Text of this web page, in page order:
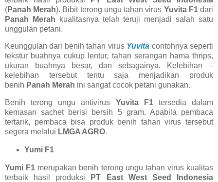
(Panah Merah). Bibit terong ungu tahan virus Yuvita F1dari
Panah Merah kualitasnya telah teruji menjadi salah satu
unggulan petani.
Keunggulan dari benih tahan virus Yuvita contohnya seperti
tekstur buahnya cukup lentur, tahan serangan hama thrips,
ukuran buahnya besar, dan sebagainya. Kelebihan –
kelebihan tersebut tentu saja menjadikan produk
benih Panah Merah ini sangat cocok petani gunakan.
Benih terong ungu antivirus Yuvita F1tersedia dalam
kemasan sachet berisi bersih 5 gram. Apabila pembaca
tertarik, pembaca bisa produk benih tahan virus tersebut
segera melalui LMGA AGRO.
Yumi F1
Yumi F1 merupakan benih terong ungu tahan virus kualitas
terbaik hasil produksi
PT East West Seed Indonesia